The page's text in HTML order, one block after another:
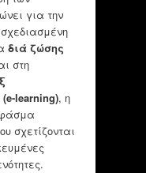
για την
διά ζώσης
στη
learning), η
σχετίζονται